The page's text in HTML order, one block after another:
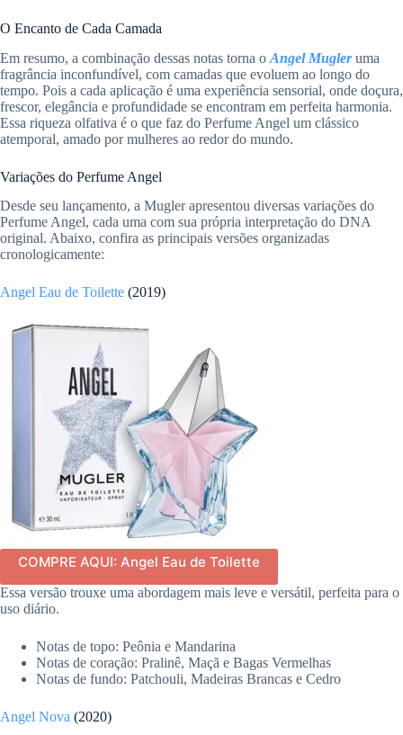
O Encanto de Cada Camada
Em resumo, a combinação dessas notas torna o Angel Mugleruma
fragrância inconfundível, com camadas que evoluem ao longo do
tempo. Pois a cada aplicação é uma experiência sensorial, onde doçura,
frescor, elegância e profundidade se encontram em perfeita harmonia.
Essa riqueza olfativa é o que faz do Perfume Angel um clássico
atemporal, amado por mulheres ao redor do mundo.
Variações do Perfume Angel
Desde seu lançamento, a Mugler apresentou diversas variações do
Perfume Angel, cada uma com sua própria interpretação do DNA
original. Abaixo, confira as principais versões organizadas
cronologicamente:
Angel Eau de Toilette (2019)
COMPRE AQUI: Angel Eau de Toilette
Essa versão trouxe uma abordagem mais leve e versátil, perfeita para o
uso diário.
Notas de topo: Peônia e Mandarina
Notas de coração: Pralinê, Maçã e Bagas Vermelhas
Notas de fundo: Patchouli, Madeiras Brancas e Cedro
Angel Nova (2020)